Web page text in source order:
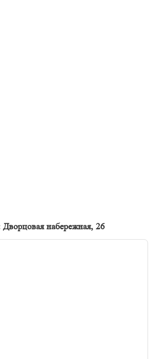
набережная, 26